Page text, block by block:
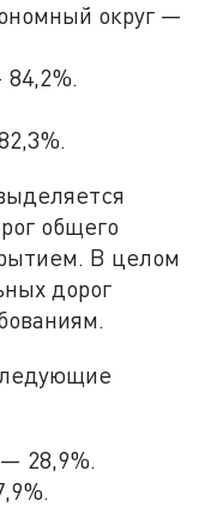
округ —
общего
В целом
дорог
28,9%.